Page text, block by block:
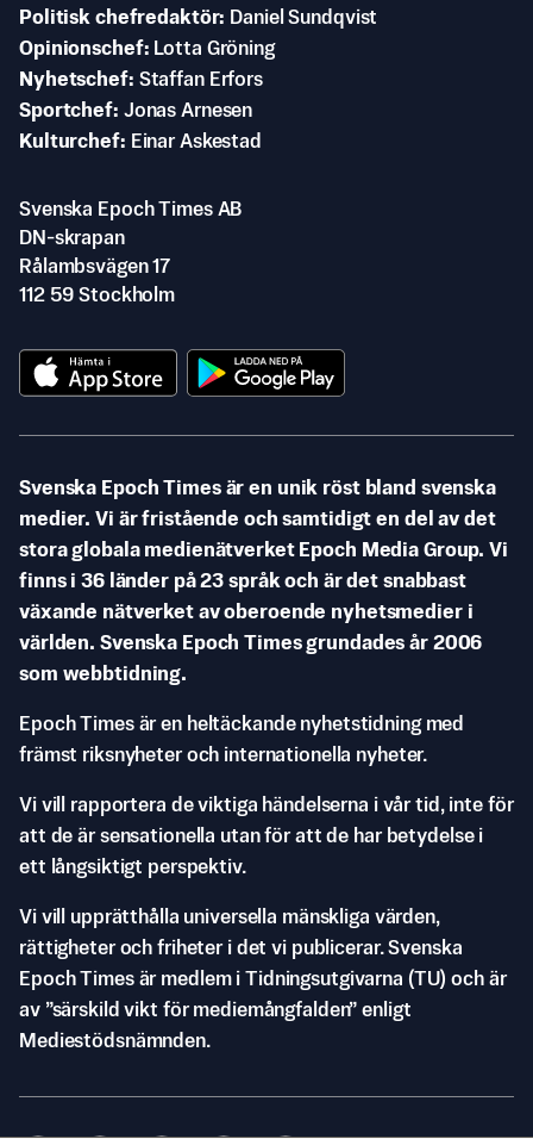
Politisk chefredaktör
Daniel Sundqvist
Opinionschef
Lotta Gröning
Nyhetschef Staffan Erfors
Sportchef Jonas Arnesen
Kulturchef
Einar Askestad
Svenska Epoch Times AB
DN-skrapan
Rålambsvägen 17
112 59 Stockholm
Svenska Epoch Times är en unik röst bland svenska
medier. Vi är fristående och samtidigt en del av det
stora globala medienätverket Epoch Media Group. Vi
finns i 36 länder på 23 språk och är det snabbast
växande nätverket av oberoende nyhetsmedier i
världen. Svenska Epoch Times grundades år 2006
som webbtidning.
Epoch Times är en heltäckande nyhetstidning med
främst riksnyheter och internationella nyheter.
Vi vill rapportera de viktiga händelserna i vår tid, inte för
att de är sensationella utan för att de har betydelse i
ett långsiktigt perspektiv.
Vi vill upprätthålla universella mänskliga värden,
rättigheter och friheter i det vi publicerar. Svenska
Epoch Times är medlem i Tidningsutgivarna (TU) och är
av ”särskild vikt för mediemångfalden” enligt
Mediestödsnämnden.